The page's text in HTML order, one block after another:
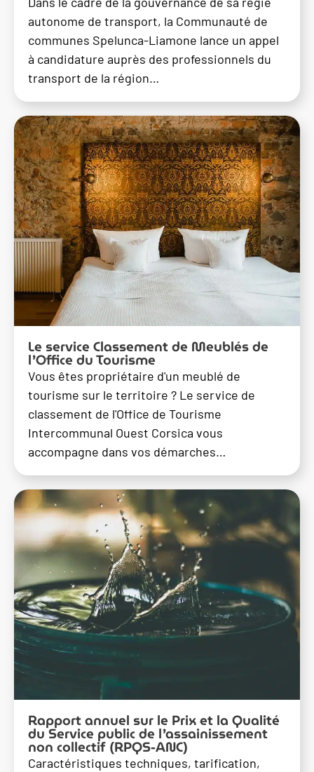
autonome de transport, la Communauté de
communes Spelunca-Liamone lance un appel
à candidature auprès des professionnels du
transport de la région…
Le service Classement de Meublés de
l’Office du Tourisme
Vous êtes propriétaire d'un meublé de
tourisme sur le territoire ? Le service de
classement de l'Office de Tourisme
Intercommunal Ouest Corsica vous
accompagne dans vos démarches…
Rapport annuel sur le Prix et la Qualité
du Service public de l’assainissement
non collectif (RPQS-ANC)
Caractéristiques techniques, tarification,